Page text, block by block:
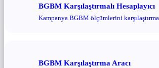
BGBM Karşılaştırmalı Hesaplayıcı
Kampanya BGBM ölçümlerini
BGBM Karşılaştırma Aracı